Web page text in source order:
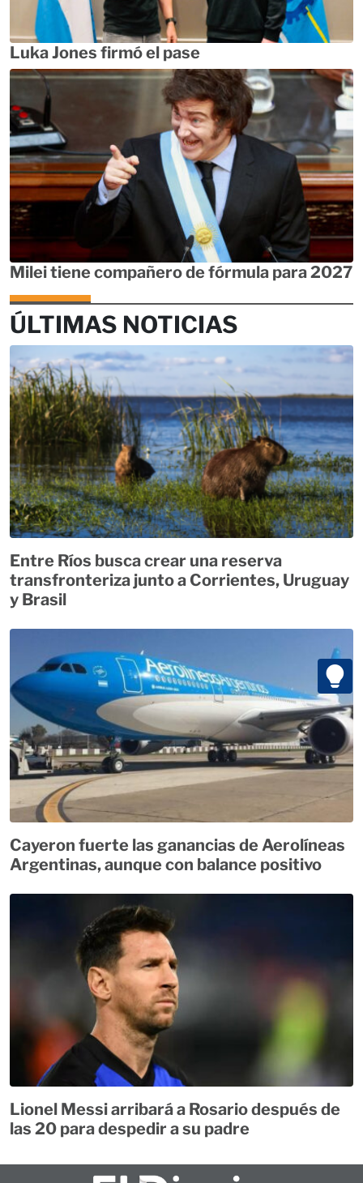
Luka Jones firmó el pase
Milei tiene compañero de fórmula para 2027
ÚLTIMAS NOTICIAS
Entre Ríos busca crear una reserva
transfronteriza junto a Corrientes, Uruguay
y Brasil
Cayeron fuerte las ganancias de Aerolíneas
Argentinas, aunque con balance positivo
Lionel Messi arribará a Rosario después de
las 20 para despedir a su padre